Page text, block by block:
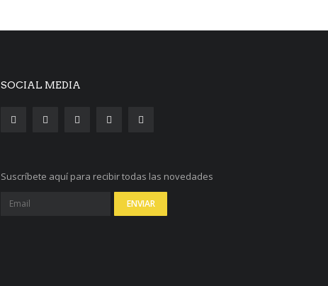
SOCIAL MEDIA
Suscríbete aquí para recibir todas las novedades